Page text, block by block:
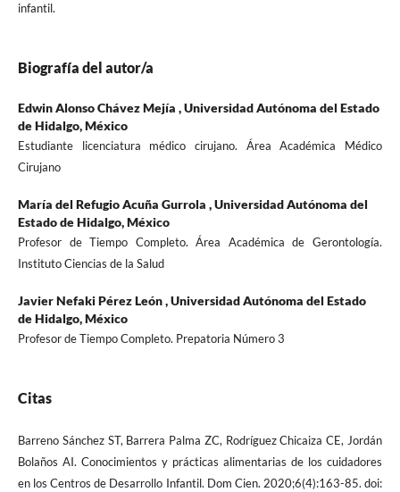
infantil.
Biografía del autor/a
Edwin Alonso Chávez Mejía ,Universidad Autónoma del Estado
de Hidalgo, México
Estudiante licenciatura médico cirujano. Área Académica Médico
Cirujano
María del Refugio Acuña Gurrola ,Universidad Autónoma del
Estado de Hidalgo, México
Profesor de Tiempo Completo. Área Académica de Gerontología.
Instituto Ciencias de la Salud
Javier Nefaki Pérez León ,Universidad Autónoma del Estado
de Hidalgo, México
Profesor de Tiempo Completo. Prepatoria Número 3
Citas
Barreno Sánchez ST, Barrera Palma ZC, Rodríguez Chicaiza CE, Jordán
Bolaños AI. Conocimientos y prácticas alimentarias de los cuidadores
en los Centros de Desarrollo Infantil. Dom Cien. 2020;6(4):163-85. doi: